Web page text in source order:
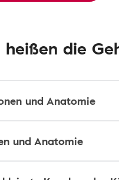
heißen die
und Anatomie
und Anatomie